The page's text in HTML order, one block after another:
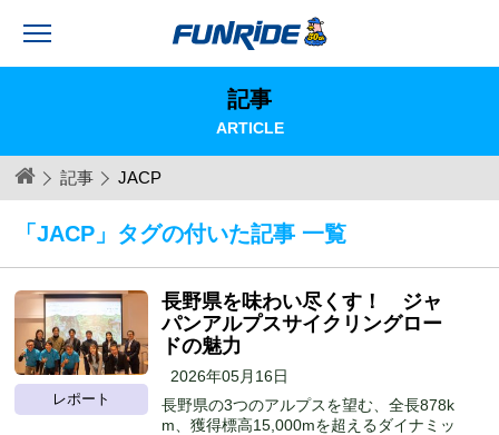
記事
ARTICLE
記事 JACP
「JACP」タグの付いた記事 一覧
レポート
長野県を味わい尽くす！ ジャ
パンアルプスサイクリングロー
ドの魅力
2026年05月16日
長野県の3つのアルプスを望む、全長878k
m、獲得標高15,000mを超えるダイナミッ